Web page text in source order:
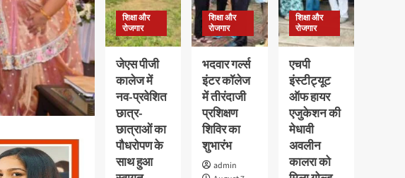
शिक्षा और
रोजगार
जेएस पीजी
कालेज में
नव-प्रवेशित
छात्र-
छात्राओं का
पौधरोपण के
साथ हुआ
शिक्षा और
रोजगार
भदवार गर्ल्स
इंटर कॉलेज
में तीरंदाजी
प्रशिक्षण
शिविर का
शुभारंभ
admin
शिक्षा और
रोजगार
एचपी
इंस्टीट्यूट
ऑफ हायर
एजुकेशन की
मेधावी
अवलीन
कालरा को